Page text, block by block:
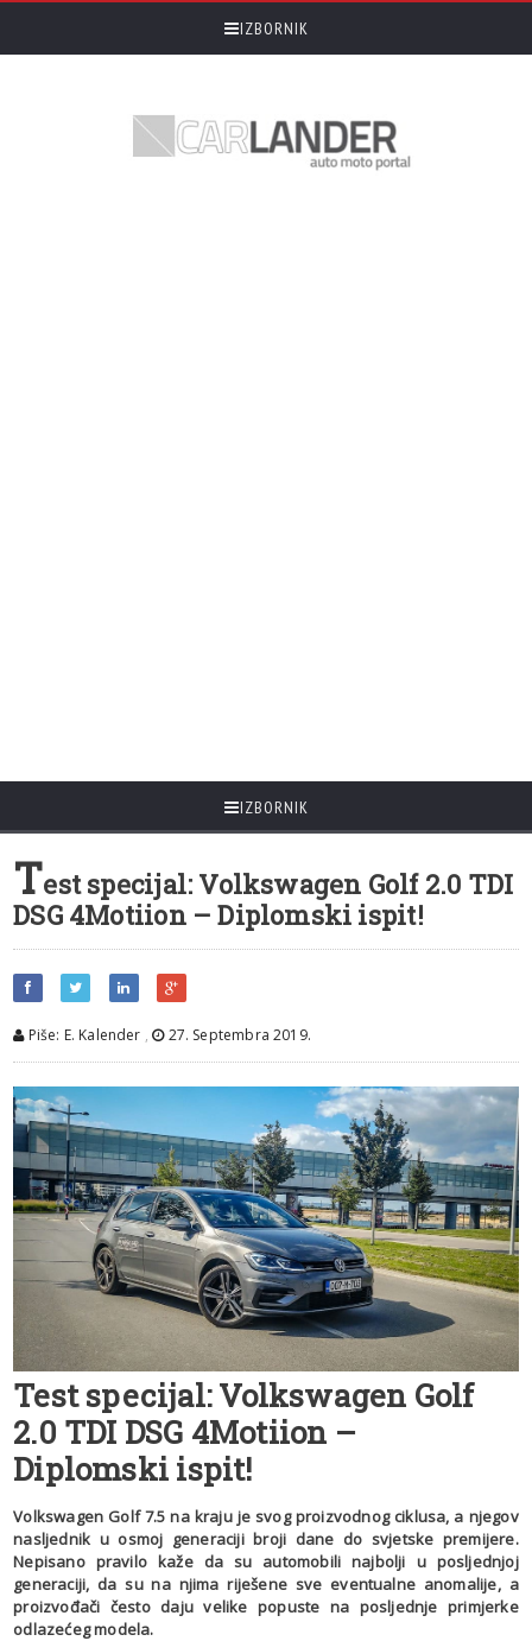
IZBORNIK
IZBORNIK
Test specijal: Volkswagen Golf 2.0 TDI
DSG 4Motiion – Diplomski ispit!
Piše: E. Kalender , 27. Septembra 2019.
Test specijal: Volkswagen Golf
2.0 TDI DSG 4Motiion –
Diplomski ispit!
Volkswagen Golf 7.5 na kraju je svog proizvodnog ciklusa, a njegov
nasljednik u osmoj generaciji broji dane do svjetske premijere.
Nepisano pravilo kaže da su automobili najbolji u posljednjoj
generaciji, da su na njima riješene sve eventualne anomalije, a
proizvođači često daju velike popuste na posljednje primjerke
odlazećeg modela.